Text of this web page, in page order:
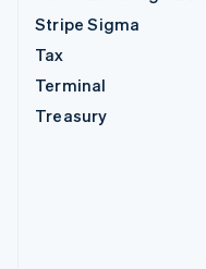
Stripe Sigma
Tax
Terminal
Treasury